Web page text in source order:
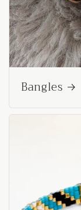
Bangles